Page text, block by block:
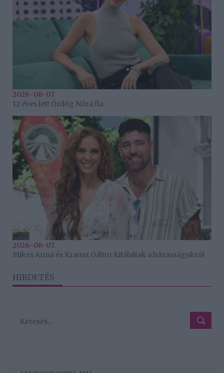
2026-08-07.
12 éves lett Ördög Nóra fia
2026-08-07.
Mikes Anna és Krausz Gábor kitálaltak a házasságukról
HIRDETÉS